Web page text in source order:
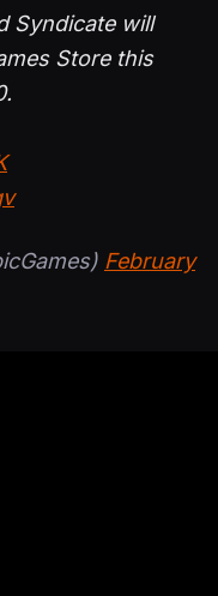
Syndicate will
Store this
February